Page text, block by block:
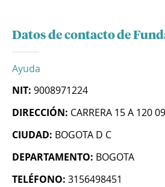
Datos de contacto de
Ayuda
NIT: 9008971224
DIRECCIÓN: CARRERA 15 A 120
CIUDAD: BOGOTA D C
DEPARTAMENTO: BOGOTA
TELÉFONO: 3156498451